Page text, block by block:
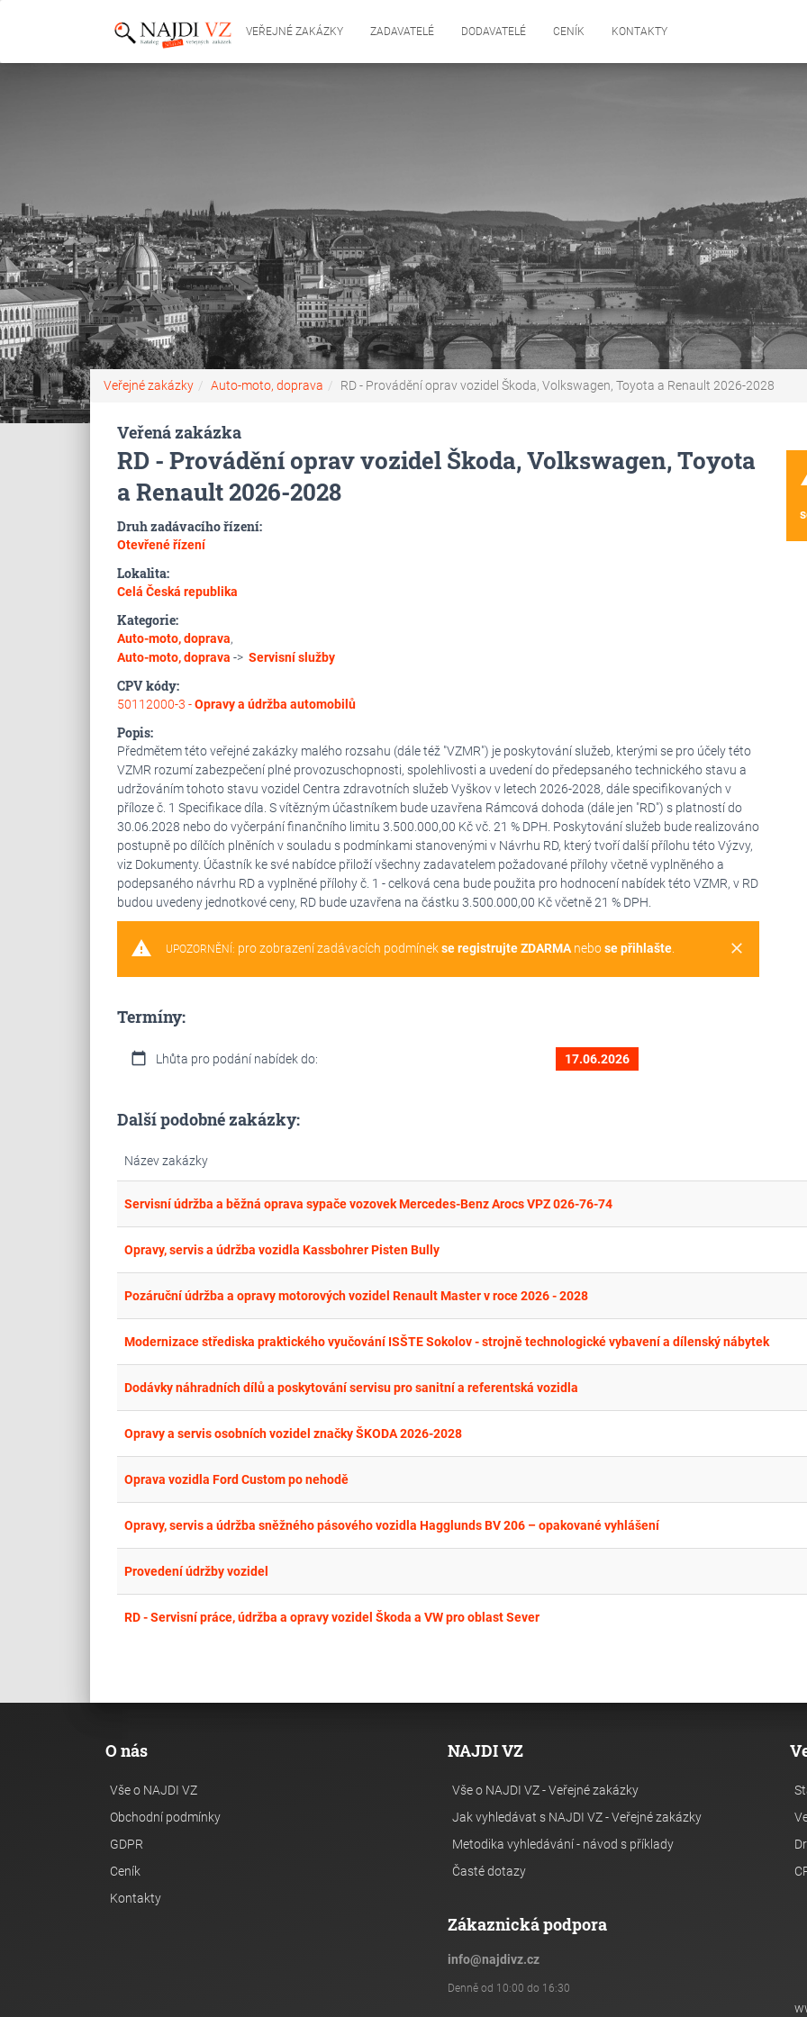
VEŘEJNÉ ZAKÁZKY ZADAVATELÉ DODAVATELÉ CENÍK KONTAKTY
Veřejné zakázky Auto-moto, doprava RD - Provádění oprav vozidel Škoda, Volkswagen, Toyota a Renault 2026-2028
Veřená zakázka
RD - Provádění oprav vozidel Škoda, Volkswagen, Toyota
a Renault 2026-2028
Druh zadávacího řízení:
Otevřené řízení
Lokalita:
Celá Česká republika
Kategorie:
Auto-moto, doprava,
Auto-moto, doprava -> Servisní služby
CPV kódy:
50112000-3 -Opravy a údržba automobilů
Popis:
Předmětem této veřejné zakázky malého rozsahu (dále též "VZMR") je poskytování služeb, kterými se pro účely této
VZMR rozumí zabezpečení plné provozuschopnosti, spolehlivosti a uvedení do předepsaného technického stavu a
udržováním tohoto stavu vozidel Centra zdravotních služeb Vyškov v letech 2026-2028, dále specifikovaných v
příloze č. 1 Specifikace díla. S vítězným účastníkem bude uzavřena Rámcová dohoda (dále jen "RD") s platností do
30.06.2028 nebo do vyčerpání finančního limitu 3.500.000,00 Kč vč. 21 % DPH. Poskytování služeb bude realizováno
postupně po dílčích plněních v souladu s podmínkami stanovenými v Návrhu RD, který tvoří další přílohu této Výzvy,
viz Dokumenty. Účastník ke své nabídce přiloží všechny zadavatelem požadované přílohy včetně vyplněného a
podepsaného návrhu RD a vyplněné přílohy č. 1 - celková cena bude použita pro hodnocení nabídek této VZMR, v RD
budou uvedeny jednotkové ceny, RD bude uzavřena na částku 3.500.000,00 Kč včetně 21 % DPH.
warning clear
UPOZORNĚNÍ: pro zobrazení zadávacích podmínekse registrujte ZDARMAnebose přihlašte.
Termíny:
calendar_today Lhůta pro podání nabídek do: 17.06.2026
Další podobné zakázky:
Název zakázky
Servisní údržba a běžná oprava sypače vozovek Mercedes-Benz Arocs VPZ 026-76-74
Opravy, servis a údržba vozidla Kassbohrer Pisten Bully
Pozáruční údržba a opravy motorových vozidel Renault Master v roce 2026 - 2028
Modernizace střediska praktického vyučování ISŠTE Sokolov - strojně technologické vybavení a dílenský nábytek
Dodávky náhradních dílů a poskytování servisu pro sanitní a referentská vozidla
Opravy a servis osobních vozidel značky ŠKODA 2026-2028
Oprava vozidla Ford Custom po nehodě
Opravy, servis a údržba sněžného pásového vozidla Hagglunds BV 206 – opakované vyhlášení
Provedení údržby vozidel
RD - Servisní práce, údržba a opravy vozidel Škoda a VW pro oblast Sever
O nás
Vše o NAJDI VZ
Obchodní podmínky
GDPR
Ceník
Kontakty
NAJDI VZ
Vše o NAJDI VZ - Veřejné zakázky
Jak vyhledávat s NAJDI VZ - Veřejné zakázky
Metodika vyhledávání - návod s příklady
Časté dotazy
Zákaznická podpora
info@najdivz.cz
Denně od 10:00 do 16:30